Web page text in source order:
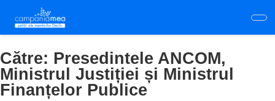
main
content
Către: Presedintele ANCOM,
Ministrul Justiției și Ministrul
Finanțelor Publice